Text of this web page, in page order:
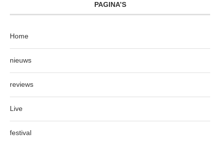
PAGINA’S
Home
nieuws
reviews
Live
festival